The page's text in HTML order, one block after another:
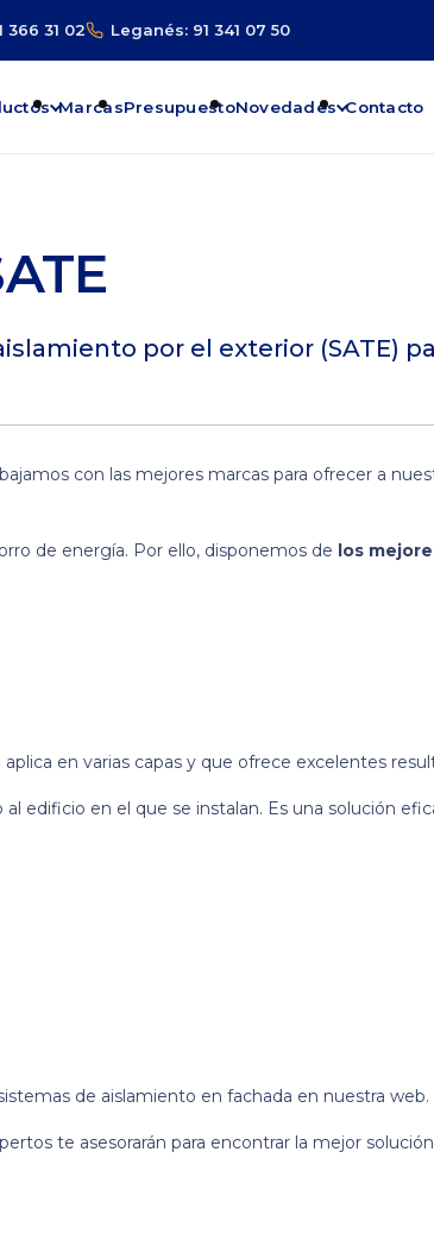
366 31 02 Leganés: 91 341 07 50
MarcasPresupuestoNovedades Contacto
por el exterior (SATE)
con las mejores marcas para ofrecer a
de energía. Por ello, disponemos de los
en varias capas y que ofrece excelentes
edificio en el que se instalan. Es una solución
de aislamiento en fachada en nuestra web.
te asesorarán para encontrar la mejor